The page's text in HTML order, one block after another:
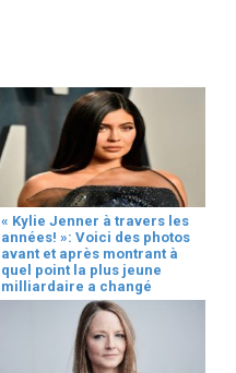
« Kylie Jenner à travers les
années! »: Voici des photos
avant et après montrant à
quel point la plus jeune
milliardaire a changé